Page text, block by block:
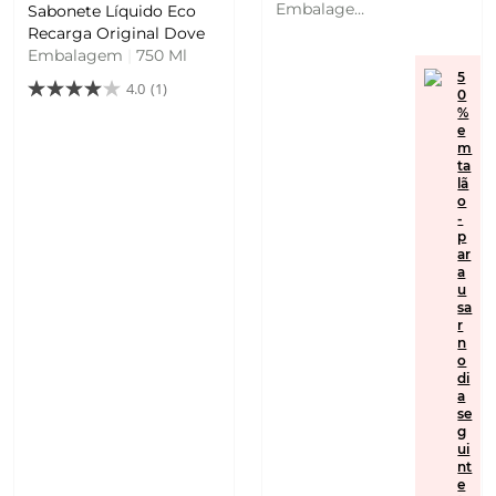
Sabonete Líquido Eco
Recarga Original Dove
Embalagem
750 Ml
4.0 (1)
Dove
Embalagem
5
0
%
e
m
ta
lã
o
-
p
ar
a
u
sa
r
n
o
di
a
se
g
ui
nt
e